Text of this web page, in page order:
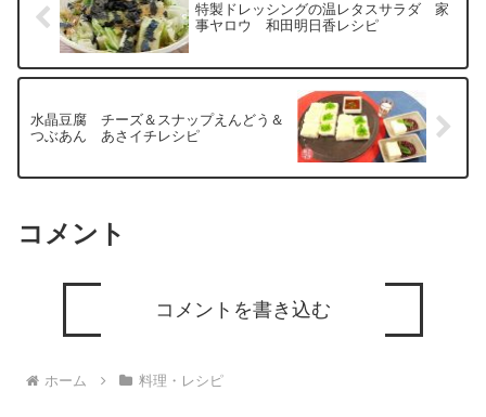
特製ドレッシングの温レタスサラダ 家
事ヤロウ 和田明日香レシピ
水晶豆腐 チーズ＆スナップえんどう＆
つぶあん あさイチレシピ
コメント
コメントを書き込む
ホーム 料理・レシピ